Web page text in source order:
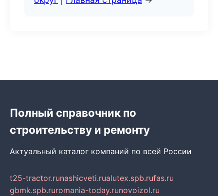
Полный справочник по
строительству и ремонту
Актуальный каталог компаний по всей России
t25-tractor.runashicveti.rualutex.spb.rufas.ru
gbmk.spb.ruromania-today.runovoizol.ru